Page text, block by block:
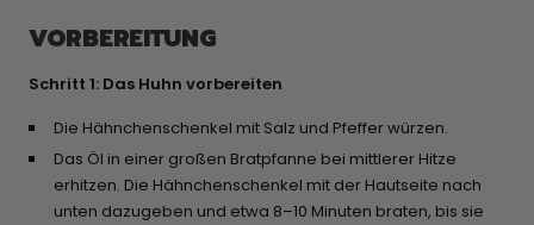
VORBEREITUNG
Schritt 1: Das Huhn vorbereiten
Die Hähnchenschenkel mit Salz und Pfeffer würzen.
Das Öl in einer großen Bratpfanne bei mittlerer Hitze
erhitzen. Die Hähnchenschenkel mit der Hautseite nach
unten dazugeben und etwa 8–10 Minuten braten, bis sie